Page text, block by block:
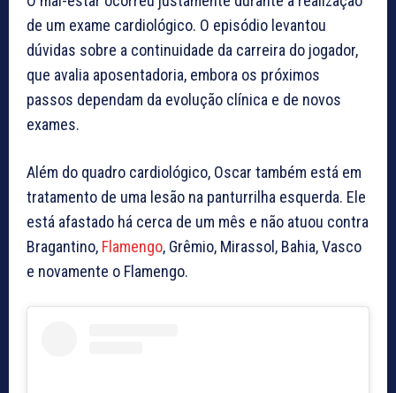
de um exame cardiológico. O episódio levantou
dúvidas sobre a continuidade da carreira do jogador,
que avalia aposentadoria, embora os próximos
passos dependam da evolução clínica e de novos
exames.
Além do quadro cardiológico, Oscar também está em
tratamento de uma lesão na panturrilha esquerda. Ele
está afastado há cerca de um mês e não atuou contra
Bragantino, Flamengo, Grêmio, Mirassol, Bahia, Vasco
e novamente o Flamengo.